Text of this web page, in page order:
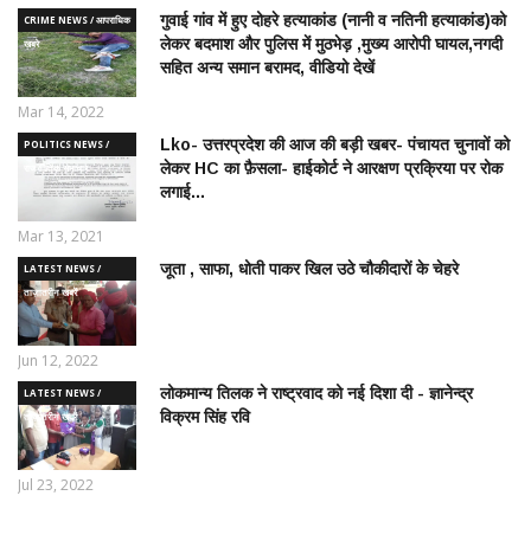
CRIME NEWS / आपराधिक
ख़बरे
गुवाई गांव में हुए दोहरे हत्याकांड (नानी व नतिनी हत्याकांड)को
लेकर बदमाश और पुलिस में मुठभेड़ ,मुख्य आरोपी घायल,नगदी
सहित अन्य समान बरामद, वीडियो देखें
Mar 14, 2022
POLITICS NEWS /
राजनीतिक समाचार
Lko- उत्तरप्रदेश की आज की बड़ी खबर- पंचायत चुनावों को
लेकर HC का फ़ैसला- हाईकोर्ट ने आरक्षण प्रक्रिया पर रोक
लगाई...
Mar 13, 2021
LATEST NEWS /
ताज़ातरीन खबरें
जूता , साफा, धोती पाकर खिल उठे चौकीदारों के चेहरे
Jun 12, 2022
LATEST NEWS /
ताज़ातरीन खबरें
लोकमान्य तिलक ने राष्ट्रवाद को नई दिशा दी - ज्ञानेन्द्र
विक्रम सिंह रवि
Jul 23, 2022